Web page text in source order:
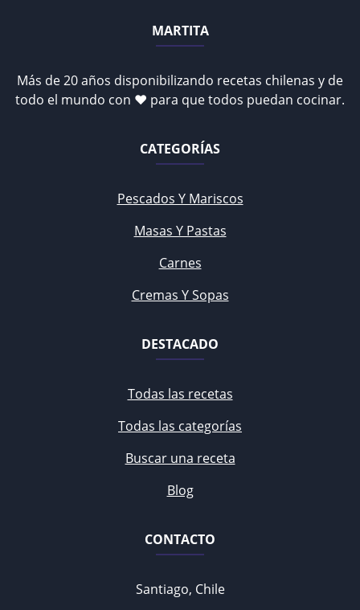
MARTITA
Más de 20 años disponibilizando recetas chilenas y de
todo el mundo con ♥ para que todos puedan cocinar.
CATEGORÍAS
Pescados Y Mariscos
Masas Y Pastas
Carnes
Cremas Y Sopas
DESTACADO
Todas las recetas
Todas las categorías
Buscar una receta
Blog
CONTACTO
Santiago, Chile